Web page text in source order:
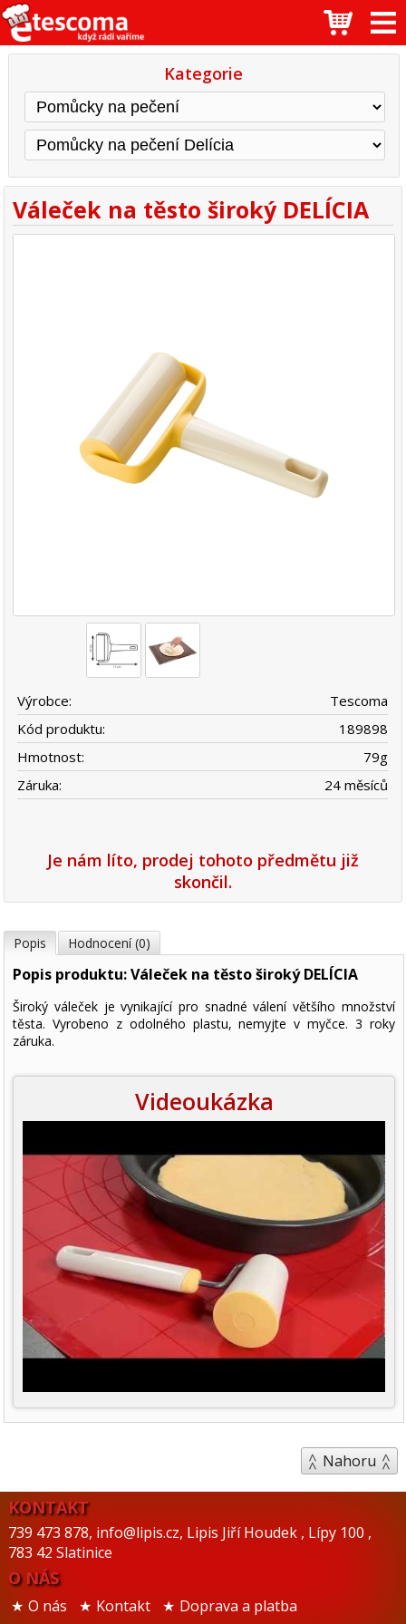
Kategorie
Váleček na těsto široký DELÍCIA
Výrobce:
Tescoma
Kód produktu:
189898
Hmotnost:
79g
Záruka:
24 měsíců
Je nám líto, prodej tohoto předmětu již
skončil.
Popis Hodnocení (0)
Popis produktu: Váleček na těsto široký DELÍCIA
Široký váleček je vynikající pro snadné válení většího množství
těsta. Vyrobeno z odolného plastu, nemyjte v myčce. 3 roky
záruka.
Videoukázka
Nahoru
KONTAKT
739 473 878, info@lipis.cz, Lipis Jiří Houdek , Lípy 100 ,
783 42 Slatinice
O NÁS
O nás Kontakt
Doprava a platba